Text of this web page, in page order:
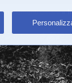
elementi umani»